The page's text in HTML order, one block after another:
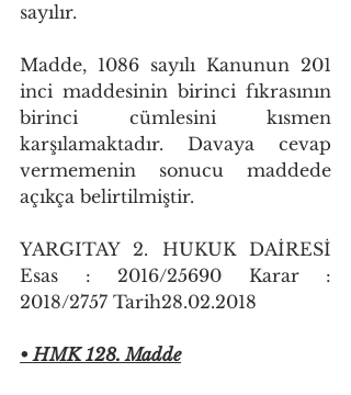
sayılır.
Madde, 1086 sayılı Kanunun 201
inci maddesinin birinci fıkrasının
birinci cümlesini kısmen
karşılamaktadır. Davaya cevap
vermemenin sonucu maddede
açıkça belirtilmiştir.
YARGITAY 2. HUKUK DAİRESİ
Esas : 2016/25690 Karar :
2018/2757 Tarih28.02.2018
• HMK 128. Madde